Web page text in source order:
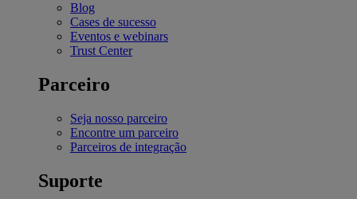
Blog
Cases de sucesso
Eventos e webinars
Trust Center
Parceiro
Seja nosso parceiro
Encontre um parceiro
Parceiros de integração
Suporte